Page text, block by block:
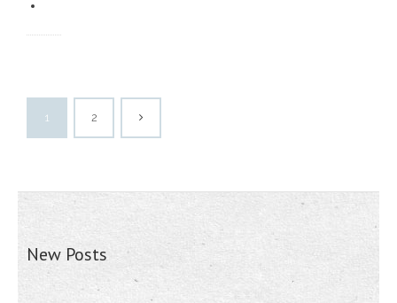
1 2
New Posts